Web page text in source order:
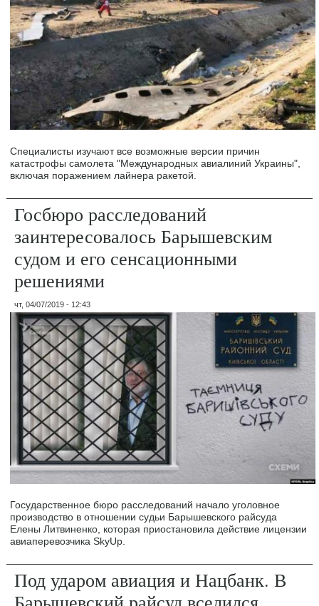
Специалисты изучают все возможные версии причин
катастрофы самолета "Международных авиалиний Украины",
включая поражением лайнера ракетой.
Госбюро расследований
заинтересовалось Барышевским
судом и его сенсационными
решениями
чт, 04/07/2019 - 12:43
Государственное бюро расследований начало уголовное
производство в отношении судьи Барышевского райсуда
Елены Литвиненко, которая приостановила действие лицензии
авиаперевозчика SkyUp.
Под ударом авиация и Нацбанк. В